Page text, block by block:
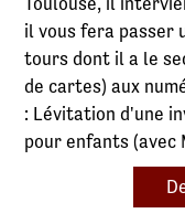
il vous fera passer
tours dont il a le
de cartes) aux
: Lévitation d'une
pour enfants (avec